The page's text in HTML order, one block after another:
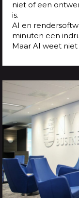
niet of een
is.
AI en
minuten een
Maar AI weet